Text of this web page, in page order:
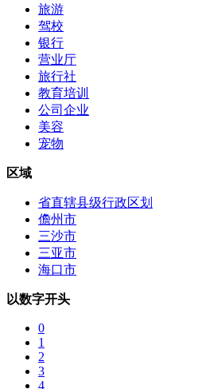
旅游
驾校
银行
营业厅
旅行社
教育培训
公司企业
美容
宠物
区域
省直辖县级行政区划
儋州市
三沙市
三亚市
海口市
以数字开头
0
1
2
3
4